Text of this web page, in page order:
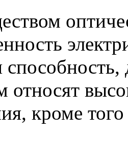
относят
кроме